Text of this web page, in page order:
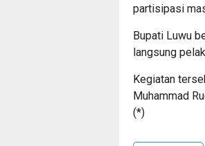
partisipasi
Bupati Luwu
langsung
Kegiatan
Muhammad
(*)